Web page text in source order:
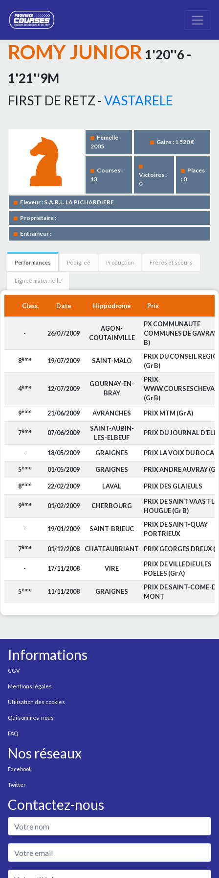
ROMY JUNIOR 1'20''6 -
1'21''9M
FIRST DE RETZ -VASTARELE
Femelle -
2005
Gains : 1 520 €
Courses :
13
Victoires :
0
Places
: 0
Eleveur : S.A.R.L. LA PICHARDIERE
Propriétaire :
Entraîneur :
Performances Pedigree Production Frères et soeurs
Lignée maternelle
Class. Date Hippodrome Prix
- 26/07/2009
AGON-
COUTAINVILLE
PX COMMUNAUTE
COMMUNES DE GAVRAY
B)
8ème 19/07/2009 SAINT-MALO
PRIX DU CONSEIL
(Gr B)
4ème 12/07/2009
GOURNAY-EN-
BRAY
PRIX
(Gr B)
9ème 21/06/2009 AVRANCHES PRIX MTM (Gr A)
7ème 07/06/2009
SAINT-AUBIN-
LES-ELBEUF
PRIX DU JOURNAL
- 18/05/2009 GRAIGNES PRIX LA VOIX DU
5ème 01/05/2009 GRAIGNES PRIX ANDRE AUVRAY (Gr
8ème 22/02/2009 LAVAL PRIX DES GLAIEULS
9ème 01/02/2009 CHERBOURG
PRIX DE SAINT VAAST LA
HOUGUE (Gr B)
- 19/01/2009 SAINT-BRIEUC
PRIX DE SAINT-QUAY
PORTRIEUX
7ème 01/12/2008 CHATEAUBRIANT PRIX GEORGES DREUX
- 17/11/2008 VIRE
PRIX DE VILLEDIEU LES
POELES (Gr A)
5ème 11/11/2008 GRAIGNES
PRIX DE SAINT-COME-
MONT
Informations
CGV
Mentions légales
Utilisation des cookies
Qui sommes-nous
FAQ
Nos réseaux
Facebook
Twitter
Contactez-nous